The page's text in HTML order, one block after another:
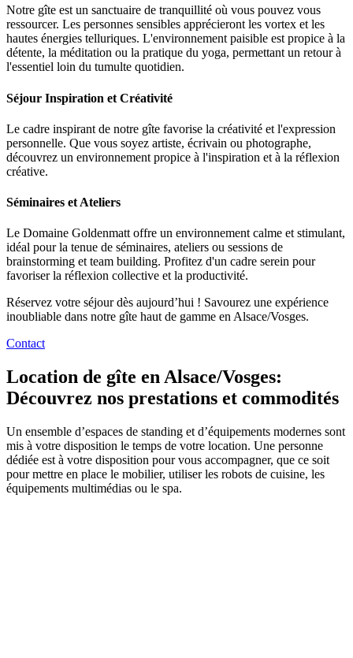
Notre gîte est un sanctuaire de tranquillité où vous pouvez vous
ressourcer. Les personnes sensibles apprécieront les vortex et les
hautes énergies telluriques. L'environnement paisible est propice à la
détente, la méditation ou la pratique du yoga, permettant un retour à
l'essentiel loin du tumulte quotidien.
Séjour Inspiration et Créativité
Le cadre inspirant de notre gîte favorise la créativité et l'expression
personnelle. Que vous soyez artiste, écrivain ou photographe,
découvrez un environnement propice à l'inspiration et à la réflexion
créative.
Séminaires et Ateliers
Le Domaine Goldenmatt offre un environnement calme et stimulant,
idéal pour la tenue de séminaires, ateliers ou sessions de
brainstorming et team building. Profitez d'un cadre serein pour
favoriser la réflexion collective et la productivité.
Réservez votre séjour dès aujourd’hui ! Savourez une expérience
inoubliable dans notre gîte haut de gamme en Alsace/Vosges.
Contact
Location de gîte en Alsace/Vosges:
Découvrez nos prestations et commodités
Un ensemble d’espaces de standing et d’équipements modernes sont
mis à votre disposition le temps de votre location. Une personne
dédiée est à votre disposition pour vous accompagner, que ce soit
pour mettre en place le mobilier, utiliser les robots de cuisine, les
équipements multimédias ou le spa.